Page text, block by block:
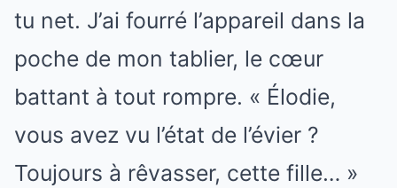
tu net. J’ai fourré l’appareil dans la
poche de mon tablier, le cœur
battant à tout rompre. « Élodie,
vous avez vu l’état de l’évier ?
Toujours à rêvasser, cette fille… »